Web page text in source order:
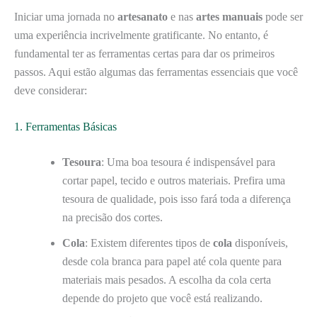
Iniciar uma jornada no artesanato e nas artes manuais pode ser
uma experiência incrivelmente gratificante. No entanto, é
fundamental ter as ferramentas certas para dar os primeiros
passos. Aqui estão algumas das ferramentas essenciais que você
deve considerar:
1. Ferramentas Básicas
Tesoura: Uma boa tesoura é indispensável para
cortar papel, tecido e outros materiais. Prefira uma
tesoura de qualidade, pois isso fará toda a diferença
na precisão dos cortes.
Cola: Existem diferentes tipos de cola disponíveis,
desde cola branca para papel até cola quente para
materiais mais pesados. A escolha da cola certa
depende do projeto que você está realizando.